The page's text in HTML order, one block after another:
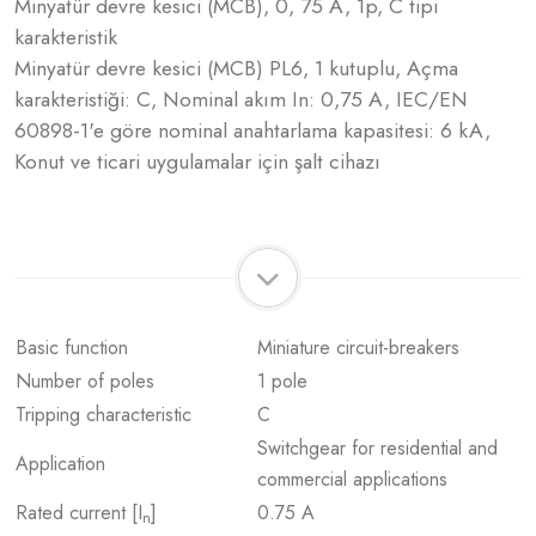
Minyatür devre kesici (MCB), 0, 75 A, 1p, C tipi
karakteristik
Minyatür devre kesici (MCB) PL6, 1 kutuplu, Açma
karakteristiği: C, Nominal akım In: 0,75 A, IEC/EN
60898-1'e göre nominal anahtarlama kapasitesi: 6 kA,
Konut ve ticari uygulamalar için şalt cihazı
Basic function
Miniature circuit-breakers
Number of poles
1 pole
Tripping characteristic
C
Application
Switchgear for residential and
commercial applications
Rated current [In]
0.75 A